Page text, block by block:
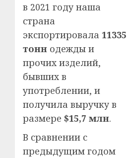
в 2021 году наша
страна
экспортировала 11335
тонн одежды и
прочих изделий,
бывших в
употреблении, и
получила выручку в
размере $15,7 млн.
В сравнении с
предыдущим годом